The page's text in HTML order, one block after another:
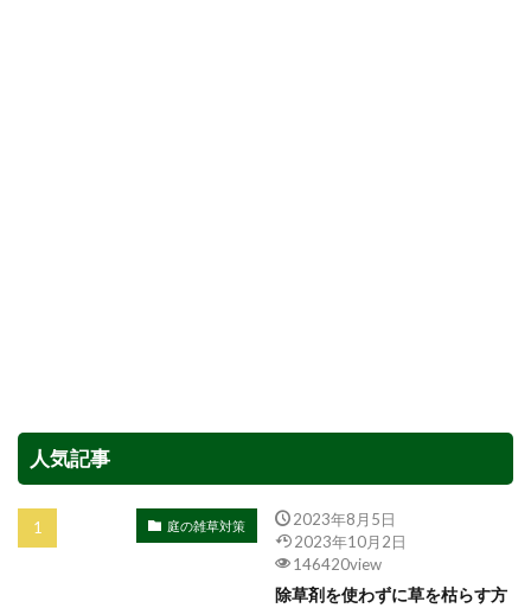
人気記事
庭の雑草対策
2023年8月5日
2023年10月2日
146420view
除草剤を使わずに草を枯らす方